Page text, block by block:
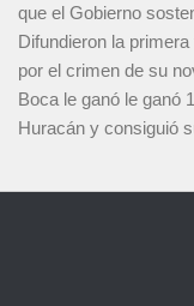
que el Gobierno
Difundieron la
por el crimen de su
Boca le ganó le ganó
Huracán y consiguió